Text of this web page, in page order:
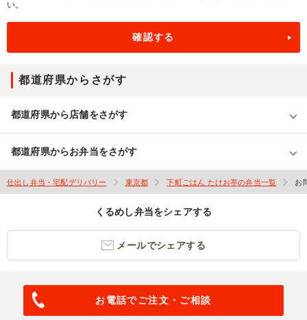
い。
都道府県からさがす
都道府県から店舗をさがす
都道府県からお弁当をさがす
仕出し弁当・宅配デリバリー 東京都 下町ごはん たけお亭の弁当一覧 お
くるめし弁当をシェアする
メールでシェアする
お電話でご注文・ご相談